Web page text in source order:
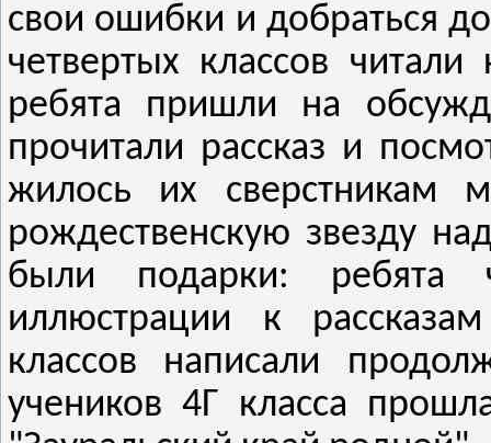
свои ошибки и добраться
четвертых классов
ребята пришли на
прочитали рассказ и
жилось их сверстникам
рождественскую звезду
были подарки: ребята
иллюстрации к
классов написали
учеников 4Г класса